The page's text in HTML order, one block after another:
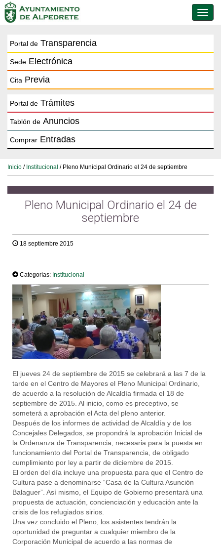
de
Portal de Transparencia
Sede Electrónica
Cita Previa
Portal de Trámites
Tablón de Anuncios
Comprar Entradas
Inicio / Institucional / Pleno Municipal Ordinario el 24 de septiembre
Pleno Municipal Ordinario el 24 de
septiembre
18 septiembre 2015
Categorías: Institucional
El jueves 24 de septiembre de 2015 se celebrará a las 7 de la
tarde en el Centro de Mayores el Pleno Municipal Ordinario,
de acuerdo a la resolución de Alcaldía firmada el 18 de
septiembre de 2015. Al inicio, como es preceptivo, se
someterá a aprobación el Acta del pleno anterior.
Después de los informes de actividad de Alcaldía y de los
Concejales Delegados, se propondrá la aprobación Inicial de
la Ordenanza de Transparencia, necesaria para la puesta en
funcionamiento del Portal de Transparencia, de obligado
cumplimiento por ley a partir de diciembre de 2015.
El orden del día incluye una propuesta para que el Centro de
Cultura pase a denominarse “Casa de la Cultura Asunción
Balaguer”. Así mismo, el Equipo de Gobierno presentará una
propuesta de actuación, concienciación y educación ante la
crisis de los refugiados sirios.
Una vez concluido el Pleno, los asistentes tendrán la
oportunidad de preguntar a cualquier miembro de la
Corporación Municipal de acuerdo a las normas de